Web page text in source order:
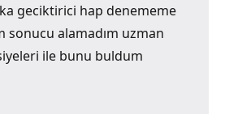
geciktirici hap denememe
sonucu alamadım uzman
ile bunu buldum